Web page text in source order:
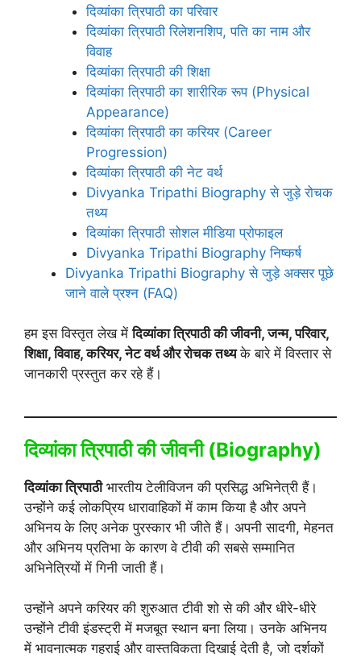
दिव्यांका त्रिपाठी का परिवार
दिव्यांका त्रिपाठी रिलेशनशिप, पति का नाम और
विवाह
दिव्यांका त्रिपाठी की शिक्षा
दिव्यांका त्रिपाठी का शारीरिक रूप (Physical
Appearance)
दिव्यांका त्रिपाठी का करियर (Career
Progression)
दिव्यांका त्रिपाठी की नेट वर्थ
Divyanka Tripathi Biography से जुड़े रोचक
तथ्य
दिव्यांका त्रिपाठी सोशल मीडिया प्रोफाइल
Divyanka Tripathi Biography निष्कर्ष
Divyanka Tripathi Biography से जुड़े अक्सर पूछे
जाने वाले प्रश्न (FAQ)
हम इस विस्तृत लेख मेंदिव्यांका त्रिपाठी की जीवनी, जन्म, परिवार,
शिक्षा, विवाह, करियर, नेट वर्थ और रोचक तथ्यके बारे में विस्तार से
जानकारी प्रस्तुत कर रहे हैं।
दिव्यांका त्रिपाठी की जीवनी (Biography)
दिव्यांका त्रिपाठीभारतीय टेलीविजन की प्रसिद्ध अभिनेत्री हैं।
उन्होंने कई लोकप्रिय धारावाहिकों में काम किया है और अपने
अभिनय के लिए अनेक पुरस्कार भी जीते हैं। अपनी सादगी, मेहनत
और अभिनय प्रतिभा के कारण वे टीवी की सबसे सम्मानित
अभिनेत्रियों में गिनी जाती हैं।
उन्होंने अपने करियर की शुरुआत टीवी शो से की और धीरे-धीरे
उन्होंने टीवी इंडस्ट्री में मजबूत स्थान बना लिया। उनके अभिनय
में भावनात्मक गहराई और वास्तविकता दिखाई देती है, जो दर्शकों